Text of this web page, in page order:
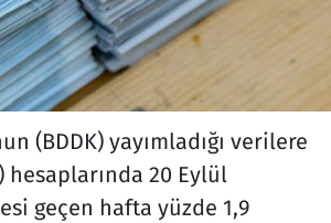
(BDDK) yayımladığı verilere
hesaplarında 20 Eylül
geçen hafta yüzde 1,9